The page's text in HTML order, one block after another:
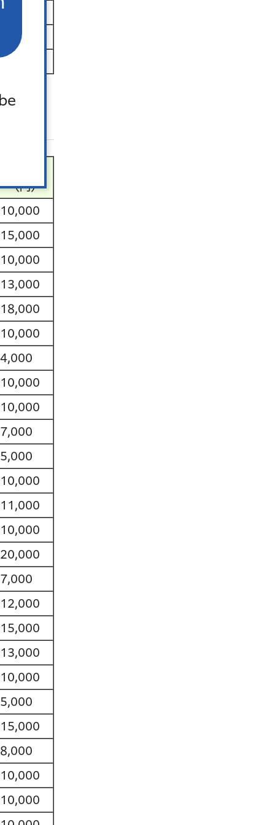
（円）
10,000
15,000
10,000
13,000
18,000
10,000
4,000
10,000
10,000
7,000
5,000
10,000
11,000
10,000
20,000
7,000
12,000
15,000
13,000
10,000
5,000
15,000
8,000
10,000
10,000